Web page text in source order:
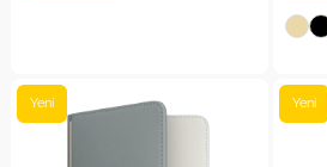
Yeni Yeni